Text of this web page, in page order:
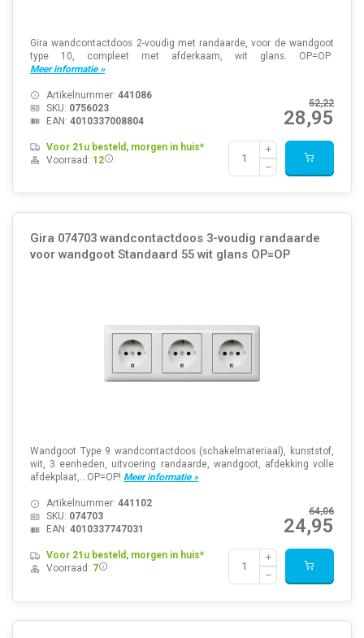
Gira wandcontactdoos 2-voudig met randaarde, voor de wandgoot
type 10, compleet met afderkaam, wit glans. OP=OP.
Meer informatie »
52,22
28,95
Artikelnummer: 441086
SKU: 0756023
EAN: 4010337008804
Voor 21u besteld, morgen in huis*
Voorraad: 12
Gira 074703 wandcontactdoos 3-voudig randaarde
voor wandgoot Standaard 55 wit glans OP=OP
Wandgoot Type 9 wandcontactdoos (schakelmateriaal), kunststof,
wit, 3 eenheden, uitvoering randaarde, wandgoot, afdekking volle
afdekplaat,...OP=OP! Meer informatie »
64,06
24,95
Artikelnummer: 441102
SKU: 074703
EAN: 4010337747031
Voor 21u besteld, morgen in huis*
Voorraad: 7